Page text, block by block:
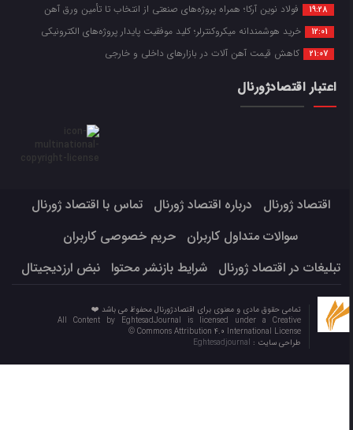
19:28 فولاد نوین آرکا؛ همراه پروژه‌های صنعتی از انتخاب تا تأمین ورق آهن
12:01 خرید هوشمندانه میکروکنترلر؛ کلید موفقیت پایدار پروژه‌های الکترونیکی
21:07 کاهش قیمت آهن آلات در بازارهای داخلی و خارجی
اعتبار اقتصادژورنال
اقتصاد ژورنال درباره اقتصاد ژورنال
تماس با اقتصاد ژورنال
سوالات متداول کاربران
حریم خصوصی کاربران
تبلیغات در اقتصاد ژورنال
شرایط بازنشر محتوا نبض ارزدیجیتال
تمامی حقوق مادی و معنوی برای اقتصادژورنال محفوظ می باشد ❤️
All Content by EghtesadJournal is licensed under a Creative
Commons Attribution 4.0 International License ©️
طراحی سایت :